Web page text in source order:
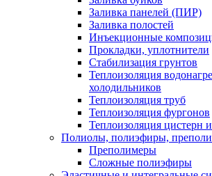
Заливка панелей (ПИР)
Заливка полостей
Инъекционные
Прокладки, уплотнители
Стабилизация грунтов
Теплоизоляция
холодильников
Теплоизоляция труб
Теплоизоляция фургонов
Теплоизоляция цистерн и
Полиолы, полиэфиры,
Преполимеры
Сложные полиэфиры